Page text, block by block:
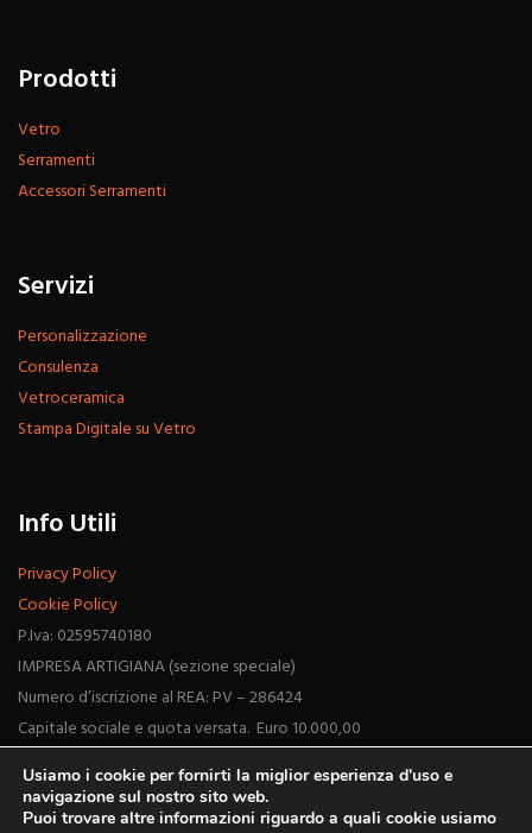
Prodotti
Vetro
Serramenti
Accessori Serramenti
Servizi
Personalizzazione
Consulenza
Vetroceramica
Stampa Digitale su Vetro
Info Utili
Privacy Policy
Cookie Policy
P.Iva: 02595740180
IMPRESA ARTIGIANA (sezione speciale)
Numero d’iscrizione al REA: PV – 286424
Capitale sociale e quota versata. Euro 10.000,00
Usiamo i cookie per fornirti la miglior esperienza d'uso e
navigazione sul nostro sito web.
Puoi trovare altre informazioni riguardo a quali cookie usiamo